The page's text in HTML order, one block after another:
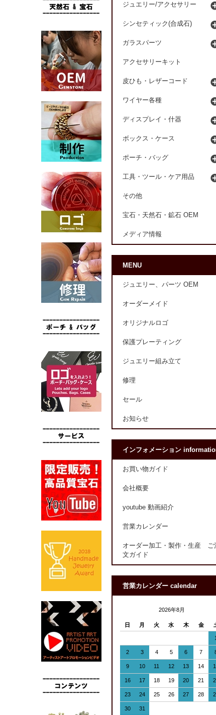
ジュエリー/アクセサリー
シンセティック(合成石)
ガラスパーツ
アクセサリーキット
皮ひも・レザーコード
ワイヤー各種
ディスプレイ・什器
ボックス・ケース
ポーチ・バッグ
工具・ツール・ケア用品
その他
宝石・天然石・鉱石 OEM
メディア情報
MENU
ジュエリー、パーツ OEM
オーダーメイド
オリジナルロゴ
保護プレーティング
ジュエリー組み立て
修理
セール
お知らせ
インフォメーション
お買い物ガイド
会社概要
youtube 動画紹介
営業カレンダー
オーダー加工・製作・生産 ご
文ガイド
営業カレンダー calendar
2026年8月
日 月 火 水 木 金
1
2 3 4 5 6 7
9 10 11 12 13 14
16 17 18 19 20 21
23 24 25 26 27 28
30 31